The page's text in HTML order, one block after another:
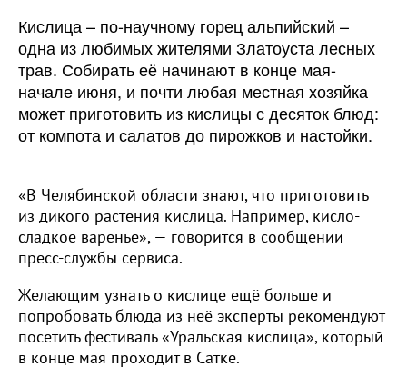
Кислица – по-научному горец альпийский –
одна из любимых жителями Златоуста лесных
трав. Собирать её начинают в конце мая-
начале июня, и почти любая местная хозяйка
может приготовить из кислицы с десяток блюд:
от компота и салатов до пирожков и настойки.
«В Челябинской области знают, что приготовить
из дикого растения кислица. Например, кисло-
сладкое варенье», — говорится в сообщении
пресс-службы сервиса.
Желающим узнать о кислице ещё больше и
попробовать блюда из неё эксперты рекомендуют
посетить фестиваль «Уральская кислица», который
в конце мая проходит в Сатке.